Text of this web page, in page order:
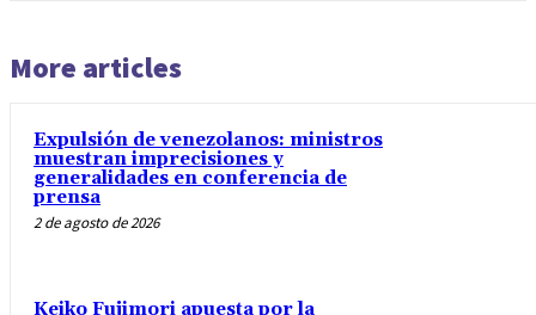
More articles
Expulsión de venezolanos: ministros
muestran imprecisiones y
generalidades en conferencia de
prensa
2 de agosto de 2026
Keiko Fujimori apuesta por la